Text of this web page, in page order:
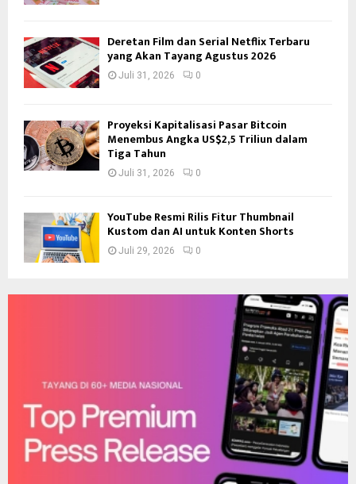
Deretan Film dan Serial Netflix Terbaru
yang Akan Tayang Agustus 2026
Juli 31, 2026 0
Proyeksi Kapitalisasi Pasar Bitcoin
Menembus Angka US$2,5 Triliun dalam
Tiga Tahun
Juli 31, 2026 0
YouTube Resmi Rilis Fitur Thumbnail
Kustom dan AI untuk Konten Shorts
Juli 29, 2026 0